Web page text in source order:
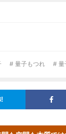
# 量子もつれ # 量